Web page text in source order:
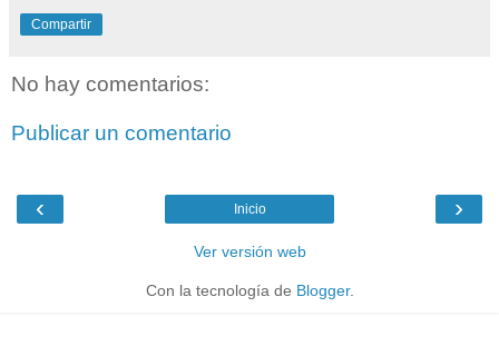
Compartir
No hay comentarios:
Publicar un comentario
‹ ›
Inicio
Ver versión web
Con la tecnología de Blogger.